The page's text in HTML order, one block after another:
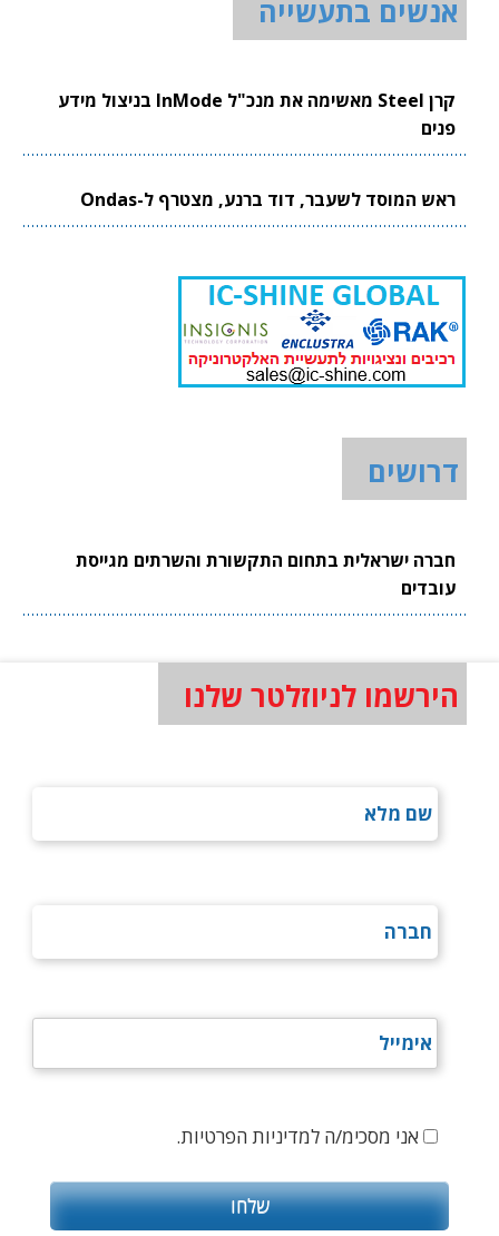
אנשים בתעשייה
קרן Steel מאשימה את מנכ"ל InMode בניצול מידע
פנים
ראש המוסד לשעבר, דוד ברנע, מצטרף ל-Ondas
דרושים
חברה ישראלית בתחום התקשורת והשרתים מגייסת
עובדים
הירשמו לניוזלטר שלנו
אני מסכימ/ה למדיניות הפרטיות.